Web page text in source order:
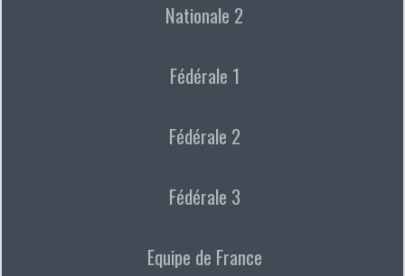
Nationale 2
Fédérale 1
Fédérale 2
Fédérale 3
Equipe de France